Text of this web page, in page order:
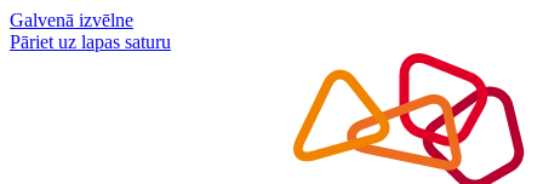
Galvenā izvēlne
Pāriet uz lapas saturu